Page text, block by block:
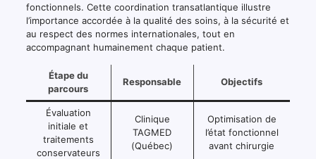
fonctionnels. Cette coordination transatlantique illustre
l’importance accordée à la qualité des soins, à la sécurité et
au respect des normes internationales, tout en
accompagnant humainement chaque patient.
Étape du
parcours
Responsable Objectifs
Évaluation
initiale et
traitements
conservateurs
Clinique
TAGMED
(Québec)
Optimisation de
l’état fonctionnel
avant chirurgie